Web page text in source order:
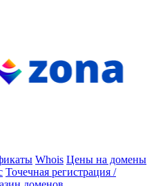
Whois Цены на домены
Точечная регистрация /